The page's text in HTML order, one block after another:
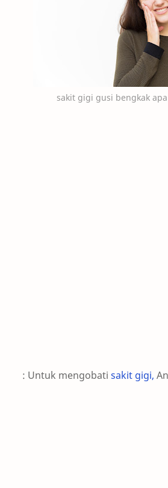
sakit gigi gusi bengkak
Untuk mengobati sakit gigi,